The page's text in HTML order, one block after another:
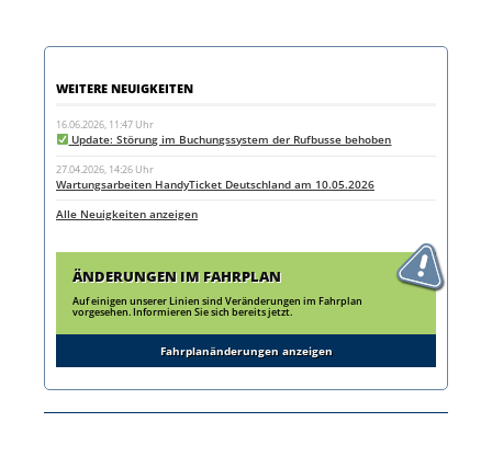
WEITERE NEUIGKEITEN
16.06.2026, 11:47 Uhr
Update: Störung im Buchungssystem der Rufbusse behoben
27.04.2026, 14:26 Uhr
Wartungsarbeiten HandyTicket Deutschland am 10.05.2026
Alle Neuigkeiten anzeigen
ÄNDERUNGEN IM FAHRPLAN
Auf einigen unserer Linien sind Veränderungen im Fahrplan
vorgesehen. Informieren Sie sich bereits jetzt.
Fahrplanänderungen anzeigen